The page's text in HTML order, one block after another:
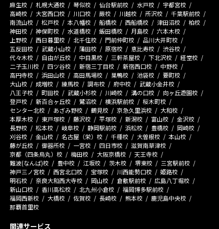
麻生校 札幌大通校 琴似校 仙台駅前校 水戸校
宇都宮校
高崎校
大宮西口校 川口校 蕨校 川越校 所沢校
千葉駅前校
南流山校
松戸校 本八幡校 船橋校 西船橋校 津田沼校
柏校
神田校
神保町校 水道橋校 飯田橋校 月島校
六本木校
上野校
西日暮里校 北千住校 門前仲町校
品川大井町校
五反田校
武蔵小山校 蒲田校 原宿校 恵比寿校
渋谷校
代々木校
自由が丘校 中目黒校 三軒茶屋校 下北沢校
経堂校
二子玉川校
四ツ谷校 新宿三丁目校 新宿西口校
中野校
高円寺校
浜田山校 高田馬場校 巣鴨校 池袋校
要町校
大山校
成増校 練馬校 調布校 府中校
武蔵小金井校
八王子校
町田校 武蔵小杉校 川崎校 溝の口校
向ヶ丘遊園校
登戸校
新百合ヶ丘校 鷺沼校 横浜駅前校
桜木町校
センター北校
あざみ野校 鶴見校 京急久里浜校
大和校
本厚木校
東戸塚校 藤沢校 平塚校 新潟校 富山校
金沢校
長野校
松本校 岐阜校 静岡駅前校 浜松校 豊橋校
岡崎校
刈谷校
金山校 名古屋（栄）校 千種校 大曽根校
本山校
藤が丘校
御器所校 一宮校 四日市校
滋賀南草津校
京都（四条烏丸）校
梅田校 大阪京橋校
天王寺校
難波(なんば)校
豊中校 江坂校 茨木校 堺東校
三宮駅前校
神戸三ノ宮校
西宮北口校 宝塚校 川西能勢口校
姫路校
明石校
奈良大和西大寺校 岡山校 倉敷駅前校
広島八丁堀校
新山口校
香川高松校 北九州小倉校
福岡博多駅前校
福岡西新校
大橋校 佐賀校 長崎校 熊本校
鹿児島中央校
那覇首里校
関連サービス